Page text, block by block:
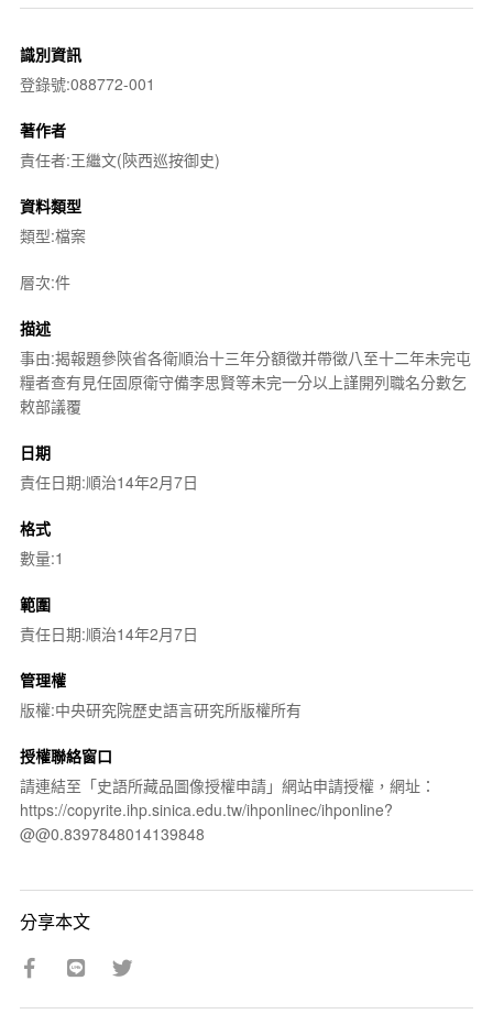
識別資訊
登錄號:088772-001
著作者
責任者:王繼文(陝西巡按御史)
資料類型
類型:檔案
層次:件
描述
事由:揭報題參陝省各衛順治十三年分額徵并帶徵八至十二年未完屯
糧者查有見任固原衛守備李思賢等未完一分以上謹開列職名分數乞
敕部議覆
日期
責任日期:順治14年2月7日
格式
數量:1
範圍
責任日期:順治14年2月7日
管理權
版權:中央研究院歷史語言研究所版權所有
授權聯絡窗口
請連結至「史語所藏品圖像授權申請」網站申請授權，網址：
https://copyrite.ihp.sinica.edu.tw/ihponlinec/ihponline?
@@0.8397848014139848
分享本文